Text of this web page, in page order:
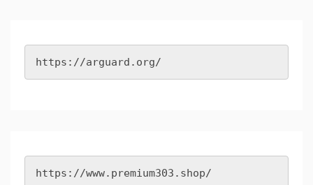
https://arguard.org/
https://www.premium303.shop/